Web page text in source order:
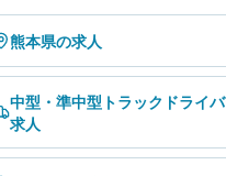
熊本県の求人
中型・準中型トラックドライ
求人